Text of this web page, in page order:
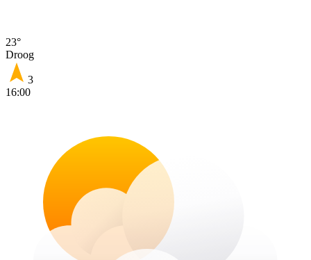
23°
Droog
3
16:00